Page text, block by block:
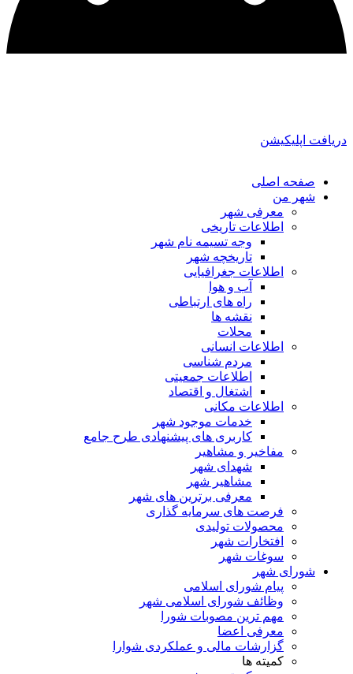
دریافت اپلیکیشن
صفحه اصلی
شهر من
معرفی شهر
اطلاعات تاریخی
وجه تسیمه نام شهر
تاریخچه شهر
اطلاعات جغرافیایی
آب و هوا
راه های ارتباطی
نقشه ها
محلات
اطلاعات انسانی
مردم شناسی
اطلاعات جمعیتی
اشتغال و اقتصاد
اطلاعات مکانی
خدمات موجود شهر
کاربری های پیشنهادی طرح جامع
مفاخیر و مشاهیر
شهدای شهر
مشاهیر شهر
معرفی برترین های شهر
فرصت های سرمایه گذاری
محصولات تولیدی
افتخارات شهر
سوغات شهر
شورای شهر
پیام شورای اسلامی
وظائف شورای اسلامی شهر
مهم ترین مصوبات شورا
معرفی اعضا
گزارشات مالی و عملکردی شوارا
کمیته ها